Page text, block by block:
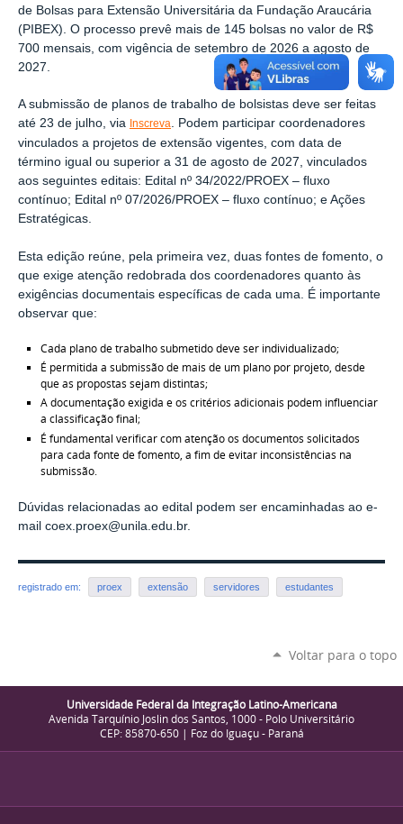
de Bolsas para Extensão Universitária da Fundação Araucária
(PIBEX). O processo prevê mais de 145 bolsas no valor de R$
700 mensais, com vigência de setembro de 2026 a agosto de
2027.
A submissão de planos de trabalho de bolsistas deve ser feitas
até 23 de julho, via Inscreva. Podem participar coordenadores
vinculados a projetos de extensão vigentes, com data de
término igual ou superior a 31 de agosto de 2027, vinculados
aos seguintes editais: Edital nº 34/2022/PROEX – fluxo
contínuo; Edital nº 07/2026/PROEX – fluxo contínuo; e Ações
Estratégicas.
Esta edição reúne, pela primeira vez, duas fontes de fomento, o
que exige atenção redobrada dos coordenadores quanto às
exigências documentais específicas de cada uma. É importante
observar que:
Cada plano de trabalho submetido deve ser individualizado;
É permitida a submissão de mais de um plano por projeto, desde
que as propostas sejam distintas;
A documentação exigida e os critérios adicionais podem influenciar
a classificação final;
É fundamental verificar com atenção os documentos solicitados
para cada fonte de fomento, a fim de evitar inconsistências na
submissão.
Dúvidas relacionadas ao edital podem ser encaminhadas ao e-
mail coex.proex@unila.edu.br.
registrado em: proex extensão servidores estudantes
Voltar para o topo
Universidade Federal da Integração Latino-Americana
Avenida Tarquínio Joslin dos Santos, 1000 - Polo Universitário
CEP: 85870-650 | Foz do Iguaçu - Paraná